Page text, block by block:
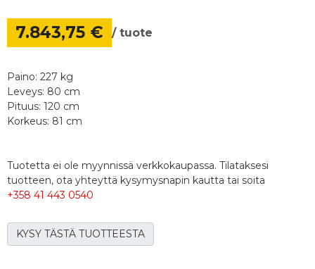
7.843,75 € / tuote
Paino: 227 kg
Leveys: 80 cm
Pituus: 120 cm
Korkeus: 81 cm
Tuotetta ei ole myynnissä verkkokaupassa. Tilataksesi
tuotteen, ota yhteyttä kysymysnapin kautta tai soita
+358 41 443 0540
KYSY TÄSTÄ TUOTTEESTA